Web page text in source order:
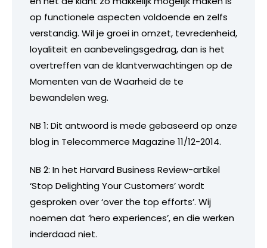
op functionele aspecten voldoende en zelfs
verstandig. Wil je groei in omzet, tevredenheid,
loyaliteit en aanbevelingsgedrag, dan is het
overtreffen van de klantverwachtingen op de
Momenten van de Waarheid de te
bewandelen weg.
NB 1: Dit antwoord is mede gebaseerd op onze
blog in Telecommerce Magazine 11/12-2014.
NB 2: In het Harvard Business Review-artikel
‘Stop Delighting Your Customers’ wordt
gesproken over ‘over the top efforts’. Wij
noemen dat ‘hero experiences’, en die werken
inderdaad niet.